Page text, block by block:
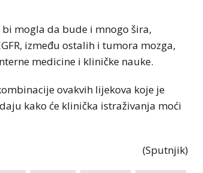
mogla da bude i mnogo šira,
između ostalih i tumora mozga,
medicine i kliničke nauke.
ovakvih lijekova koje je
kako će klinička istraživanja moći
(Sputnjik)